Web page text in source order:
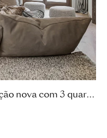
apartamento de construção nova com 3 quartos